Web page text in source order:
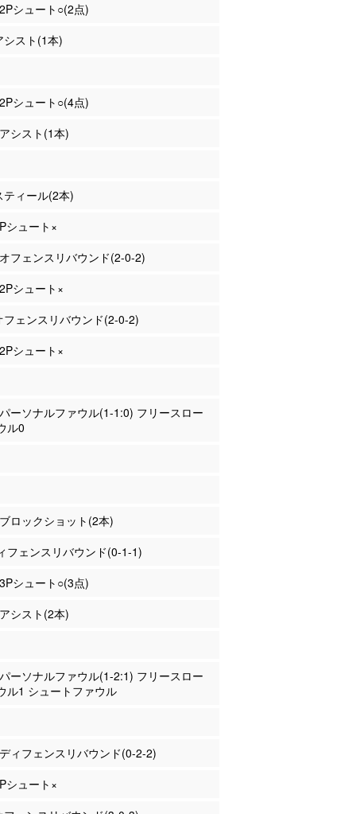
シュート○(2点)
スト(1本)
シュート○(4点)
シスト(1本)
ィール(2本)
シュート×
フェンスリバウンド(2-0-2)
シュート×
フェンスリバウンド(2-0-2)
シュート×
ーソナルファウル(1-1:0) フリースロー
ル0
ロックショット(2本)
フェンスリバウンド(0-1-1)
シュート○(3点)
シスト(2本)
ーソナルファウル(1-2:1) フリースロー
ル1 シュートファウル
ィフェンスリバウンド(0-2-2)
シュート×